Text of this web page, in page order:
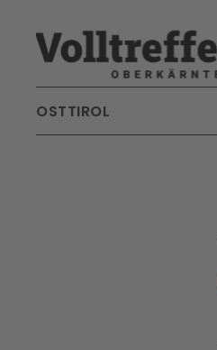
Skip to main content
OSTTIROL